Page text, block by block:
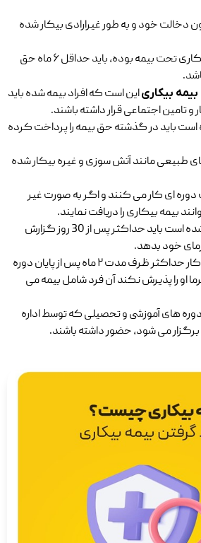
دخالت خود و به طور غیرارادی بیکار شده
هر فردی که پیش از بیکاری تحت بیمه بوده، باید حداقل ۶ ماه حق
بیکاریاین است که افراد بیمه شده باید
تامین اجتماعی قرار داشته باشند.
باید در گذشته حق بیمه را پرداخت کرده
طبیعی مانند آتش سوزی و غیره بیکار شده
ای کار می کنند و اگر به صورت غیر
بیمه بیکاری را دریافت نمایند.
فردی که از کار اخراج شده است باید حداکثر پس از 30 روز گزارش
خود بدهد.
اگر بیمه ‌شده به محل کار حداکثر ظرف مدت ۲ ماه پس از پایان دوره
او را پذیرش نکند آن فرد شامل بیمه می
دوره‌ های آموزشی و تحصیلی که توسط اداره
می ‌شود، حضور داشته باشند.